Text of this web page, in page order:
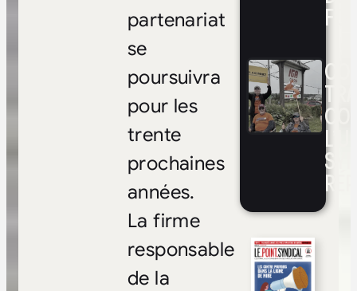
FOI
partenariat
se
poursuivra
pour les
trente
prochaines
années.
La firme
responsable
de la